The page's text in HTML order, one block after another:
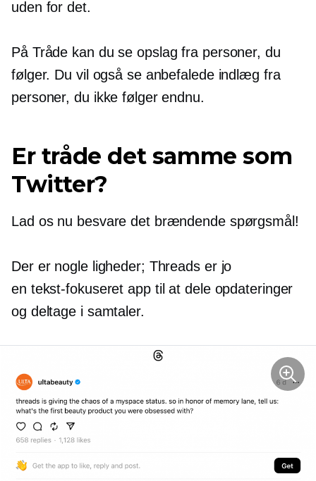
uden for det.
På Tråde kan du se opslag fra personer, du
følger. Du vil også se anbefalede indlæg fra
personer, du ikke følger endnu.
Er tråde det samme som
Twitter?
Lad os nu besvare det brændende spørgsmål!
Der er nogle ligheder; Threads er jo
en tekst-fokuseret app til at dele opdateringer
og deltage i samtaler.